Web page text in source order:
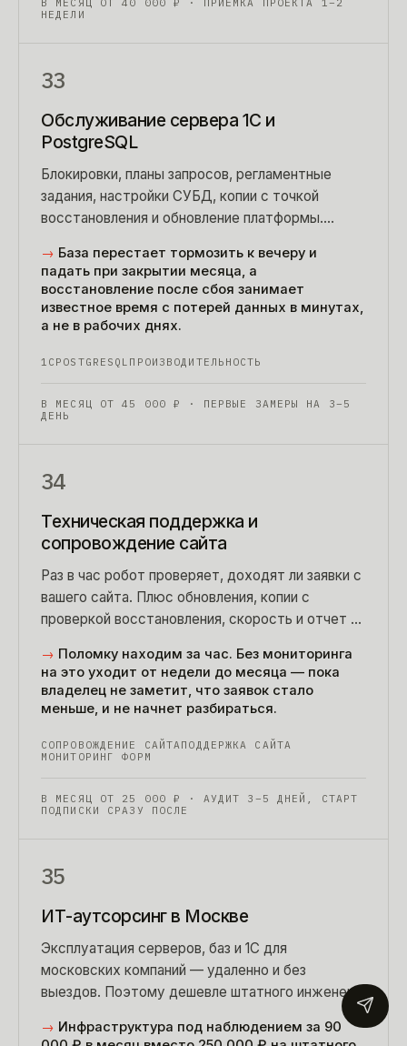
В МЕСЯЦ ОТ 40 000 ₽
· ПРИЕМКА ПРОЕКТА 1–2
НЕДЕЛИ
33
Обслуживание сервера 1С и
PostgreSQL
Блокировки, планы запросов, регламентные
задания, настройки СУБД, копии с точкой
восстановления и обновление платформы.
остаются вашему франчайзи.
→ База перестает тормозить к вечеру и
падать при закрытии месяца, а
восстановление после сбоя занимает
известное время с потерей данных в минутах,
а не в рабочих днях.
1С POSTGRESQL ПРОИЗВОДИТЕЛЬНОСТЬ
В МЕСЯЦ ОТ 45 000 ₽
· ПЕРВЫЕ ЗАМЕРЫ НА 3–5
ДЕНЬ
34
Техническая поддержка и
сопровождение сайта
Раз в час робот проверяет, доходят ли заявки с
вашего сайта. Плюс обновления, копии с
проверкой восстановления, скорость и отчет в
→ Поломку находим за час. Без мониторинга
на это уходит от недели до месяца — пока
владелец не заметит, что заявок стало
меньше, и не начнет разбираться.
СОПРОВОЖДЕНИЕ САЙТАПОДДЕРЖКА САЙТА
МОНИТОРИНГ ФОРМ
В МЕСЯЦ ОТ 25 000 ₽
· АУДИТ 3–5 ДНЕЙ, СТАРТ
ПОДПИСКИ СРАЗУ ПОСЛЕ
35
ИТ-аутсорсинг в Москве
Эксплуатация серверов, баз и 1С для
московских компаний — удаленно и без
выездов. Поэтому дешевле штатного инженера
→ Инфраструктура под наблюдением за 90